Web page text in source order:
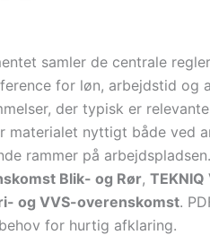
samler de centrale
for løn, arbejdstid og
der typisk er
materialet nyttigt både ved
rammer på
Blik- og Rør,
og VVS-overenskomst.
for hurtig afklaring.